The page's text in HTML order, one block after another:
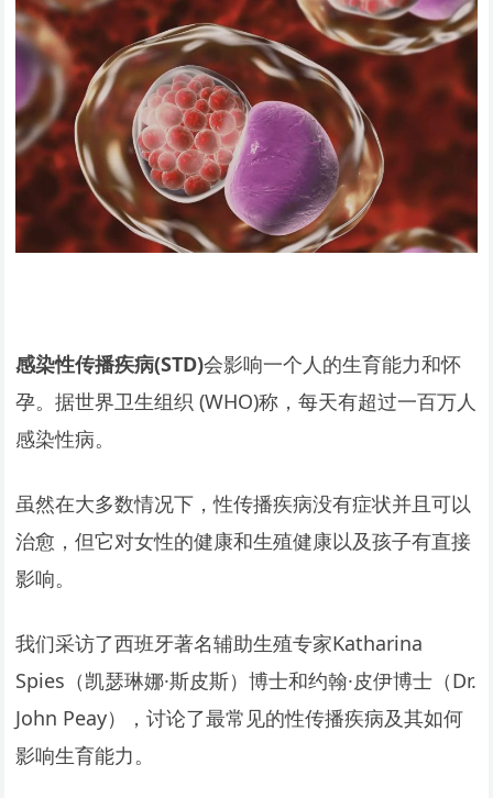
感染性传播疾病(STD)会影响一个人的生育能力和怀
孕。据世界卫生组织 (WHO)称，每天有超过一百万人
感染性病。
虽然在大多数情况下，性传播疾病没有症状并且可以
治愈，但它对女性的健康和生殖健康以及孩子有直接
影响。
我们采访了西班牙著名辅助生殖专家Katharina
Spies（凯瑟琳娜·斯皮斯）博士和约翰·皮伊博士（Dr.
John Peay），讨论了最常见的性传播疾病及其如何
影响生育能力。